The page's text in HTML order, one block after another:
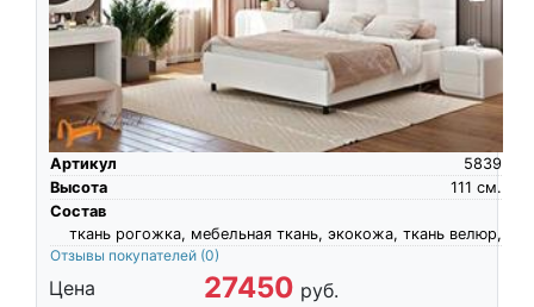
Артикул
5839
Высота
см.
111
Состав
ткань рогожка, мебельная ткань, экокожа, ткань велюр,
Отзывы покупателей (0)
Цена 27450 руб.